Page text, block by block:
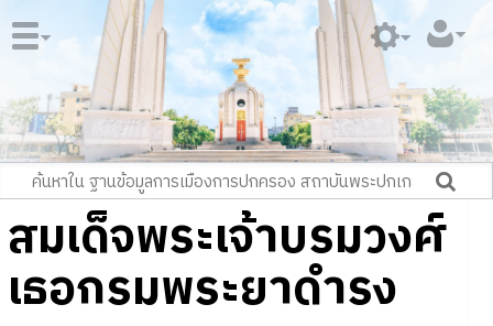
สมเด็จพระเจ้าบรมวงศ์
เธอกรมพระยาดำรง